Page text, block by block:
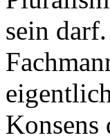
sein
Konsens